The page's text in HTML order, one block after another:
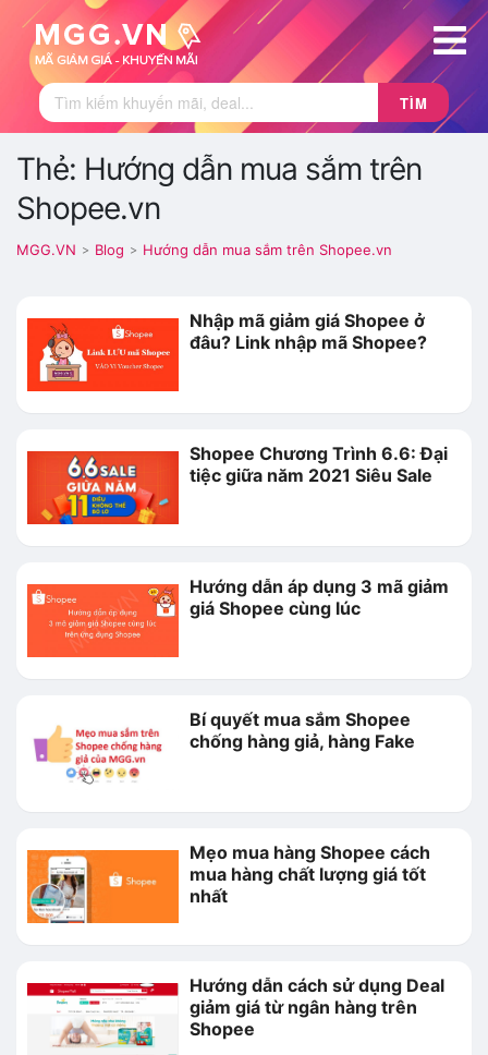
TÌM
Thẻ: Hướng dẫn mua sắm trên
Shopee.vn
MGG.VN > Blog > Hướng dẫn mua sắm trên Shopee.vn
Nhập mã giảm giá Shopee ở
đâu? Link nhập mã Shopee?
Shopee Chương Trình 6.6: Đại
tiệc giữa năm 2021 Siêu Sale
Hướng dẫn áp dụng 3 mã giảm
giá Shopee cùng lúc
Bí quyết mua sắm Shopee
chống hàng giả, hàng Fake
Mẹo mua hàng Shopee cách
mua hàng chất lượng giá tốt
nhất
Hướng dẫn cách sử dụng Deal
giảm giá từ ngân hàng trên
Shopee